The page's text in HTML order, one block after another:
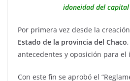
idoneidad del
Por primera vez desde la
Estado de la provincia del Chaco
antecedentes y oposición para el
Con este fin se aprobó el